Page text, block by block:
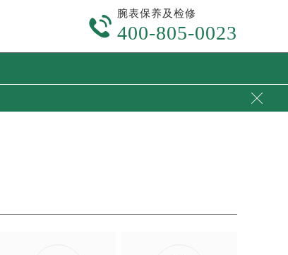

腕表保养及检修
400-805-0023
